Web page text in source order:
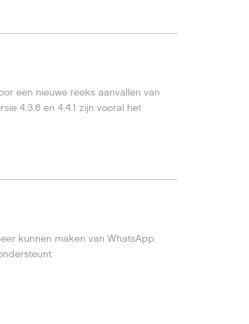
een nieuwe reeks aanvallen van
4.3.6 en 4.4.1 zijn vooral het
kunnen maken van WhatsApp.